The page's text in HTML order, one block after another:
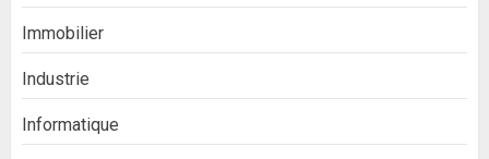
Immobilier
Industrie
Informatique